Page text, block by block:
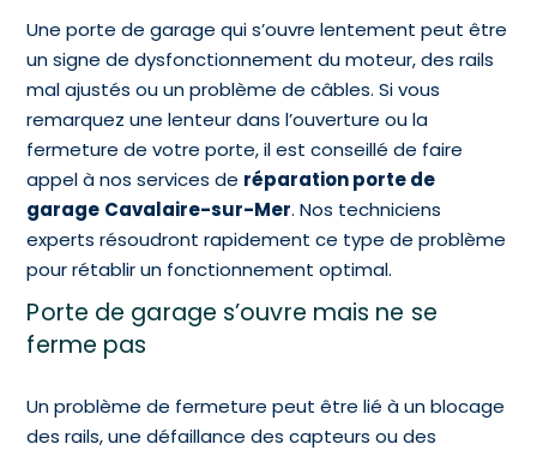
Une porte de garage qui s’ouvre lentement peut être
un signe de dysfonctionnement du moteur, des rails
mal ajustés ou un problème de câbles. Si vous
remarquez une lenteur dans l’ouverture ou la
fermeture de votre porte, il est conseillé de faire
appel à nos services de réparation porte de
garage Cavalaire-sur-Mer. Nos techniciens
experts résoudront rapidement ce type de problème
pour rétablir un fonctionnement optimal.
Porte de garage s’ouvre mais ne se
ferme pas
Un problème de fermeture peut être lié à un blocage
des rails, une défaillance des capteurs ou des